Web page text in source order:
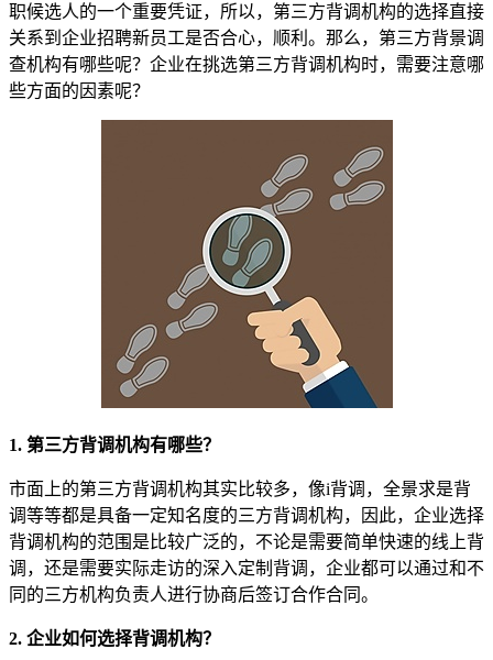
职候选人的一个重要凭证，所以，第三方背调机构的选择直接
关系到企业招聘新员工是否合心，顺利。那么，第三方背景调
查机构有哪些呢？企业在挑选第三方背调机构时，需要注意哪
些方面的因素呢？
1. 第三方背调机构有哪些？
市面上的第三方背调机构其实比较多，像i背调，全景求是背
调等等都是具备一定知名度的三方背调机构，因此，企业选择
背调机构的范围是比较广泛的，不论是需要简单快速的线上背
调，还是需要实际走访的深入定制背调，企业都可以通过和不
同的三方机构负责人进行协商后签订合作合同。
2. 企业如何选择背调机构？